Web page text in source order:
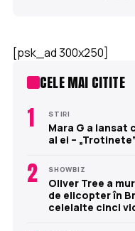
[psk_ad 300x250]
CELE MAI CITITE
1 STIRI
Mara G a
al ei – „Trotinete”
2 SHOWBIZ
Oliver Tree a
de elicopter în
celelalte cinci